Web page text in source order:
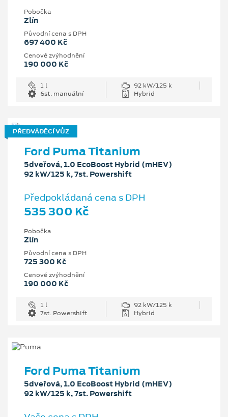
Pobočka
Zlín
Původní cena s DPH
697 400 Kč
Cenové zvýhodnění
190 000 Kč
1 l
92 kW/125 k
6st. manuální
Hybrid
PŘEDVÁDĚCÍ VŮZ
Ford Puma Titanium
5dveřová, 1.0 EcoBoost Hybrid (mHEV)
92 kW/125 k, 7st. Powershift
Předpokládaná cena s DPH
535 300 Kč
Pobočka
Zlín
Původní cena s DPH
725 300 Kč
Cenové zvýhodnění
190 000 Kč
1 l
92 kW/125 k
7st. Powershift
Hybrid
Ford Puma Titanium
5dveřová, 1.0 EcoBoost Hybrid (mHEV)
92 kW/125 k, 7st. Powershift